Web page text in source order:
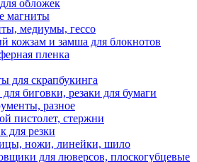
обложек
магниты
медиумы, гессо
кожзам и замша для блокнотов
пленка
для скрапбукинга
биговки, резаки для бумаги
разное
пистолет, стержни
для резки
ножи, линейки, шило
для люверсов, плоскогубцевые